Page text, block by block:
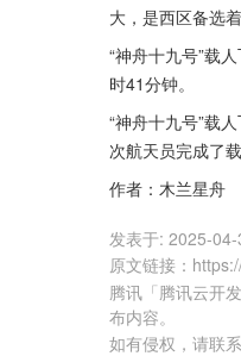
大，是西区备选
“神舟十九号”载
时41分钟。
“神舟十九号”载
次航天员完成了
作者：木兰星舟
发表于: 2025-04-
原文链接 ：
腾讯「腾讯云开
布内容。
如有侵权，请联